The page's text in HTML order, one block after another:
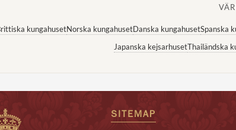
kungahusetNorska kungahusetDanska kungahusetSpanska
Japanska kejsarhusetThailändska
SITEMAP